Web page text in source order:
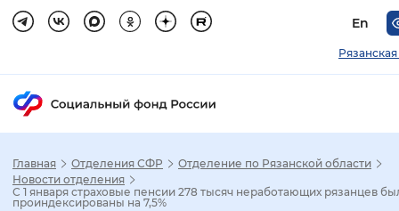
En
Главная Отделения СФР
Отделение по Рязанской области
Новости отделения
С 1 января страховые пенсии 278 тысяч неработающих рязанцев
проиндексированы на 7,5%